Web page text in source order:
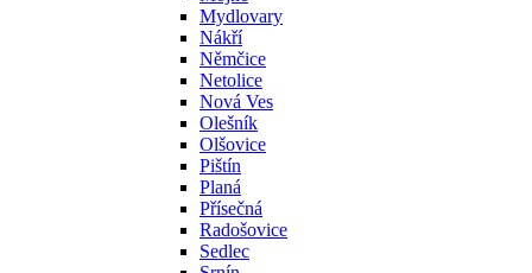
Mydlovary
Nákří
Němčice
Netolice
Nová Ves
Olešník
Olšovice
Pištín
Planá
Přísečná
Radošovice
Sedlec